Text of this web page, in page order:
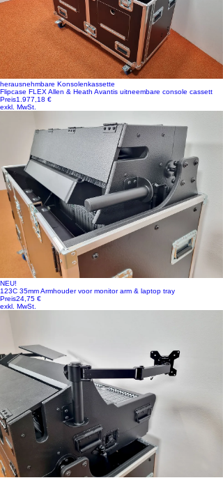
herausnehmbare Konsolenkassette
Flipcase FLEX Allen & Heath Avantis uitneembare console cassett
Preis1.977,18 €
exkl. MwSt.
NEU!
123C 35mm Armhouder voor monitor arm & laptop tray
Preis24,75 €
exkl. MwSt.